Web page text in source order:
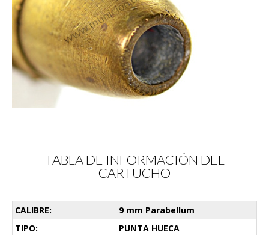
TABLA DE INFORMACIÓN DEL
CARTUCHO
CALIBRE:
9 mm Parabellum
TIPO:
PUNTA HUECA